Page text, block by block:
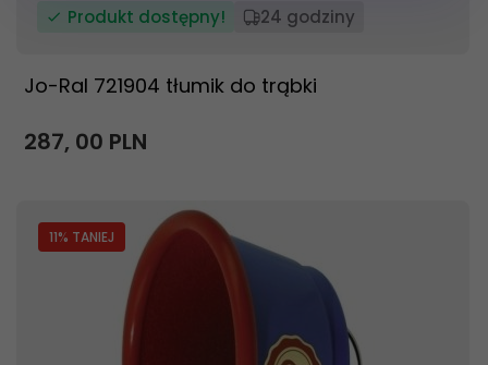
Produkt dostępny! 24 godziny
Jo-Ral 721904 tłumik do trąbki
287, 00 PLN
11% TANIEJ